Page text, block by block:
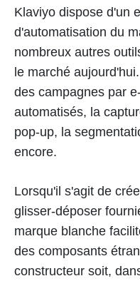
Klaviyo dispose d'un
d'automatisation du
nombreux autres
le marché
des campagnes par
automatisés, la
pop-up, la
encore.
Lorsqu'il s'agit de
glisser-déposer
marque blanche
des composants
constructeur soit,